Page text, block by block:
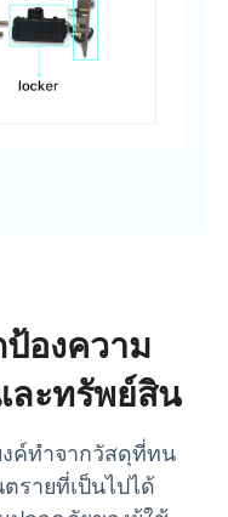
องความ
ะทรัพย์สิน
งค์ทำจากวัสดุที่ทน
รายที่เป็นไปได้